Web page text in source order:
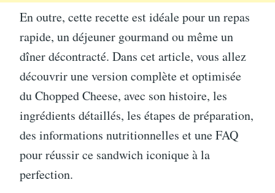
En outre, cette recette est idéale pour un repas
rapide, un déjeuner gourmand ou même un
dîner décontracté. Dans cet article, vous allez
découvrir une version complète et optimisée
du Chopped Cheese, avec son histoire, les
ingrédients détaillés, les étapes de préparation,
des informations nutritionnelles et une FAQ
pour réussir ce sandwich iconique à la
perfection.